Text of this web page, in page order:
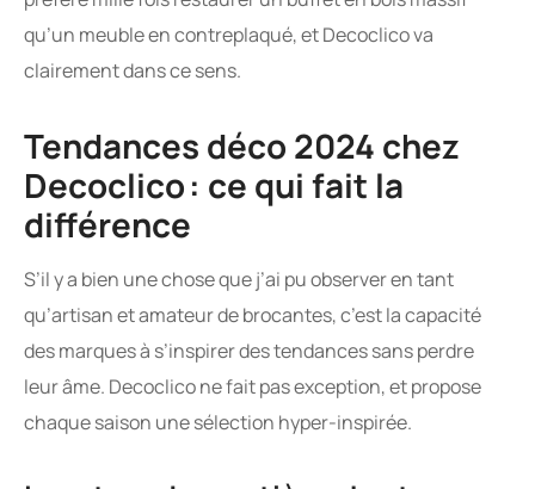
qu’un meuble en contreplaqué, et Decoclico va
clairement dans ce sens.
Tendances déco 2024 chez
Decoclico : ce qui fait la
différence
S’il y a bien une chose que j’ai pu observer en tant
qu’artisan et amateur de brocantes, c’est la capacité
des marques à s’inspirer des tendances sans perdre
leur âme. Decoclico ne fait pas exception, et propose
chaque saison une sélection hyper-inspirée.